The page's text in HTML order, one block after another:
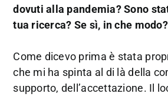
dovuti alla pandemia? Sono
tua ricerca? Se sì, in che modo?
Come dicevo prima è stata
che mi ha spinta al di là della
supporto, dell’accettazione. Il